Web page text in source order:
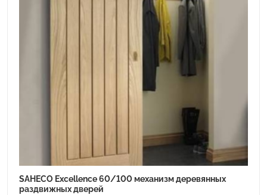
SAHECO Excellence 60/100 механизм деревянных
раздвижных дверей